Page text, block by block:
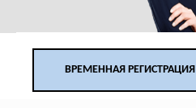
ВРЕМЕННАЯ РЕГИСТРАЦИЯ